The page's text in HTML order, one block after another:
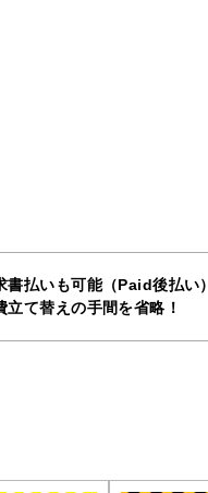
書払いも可能（Paid後払い）
立て替えの手間を省略！